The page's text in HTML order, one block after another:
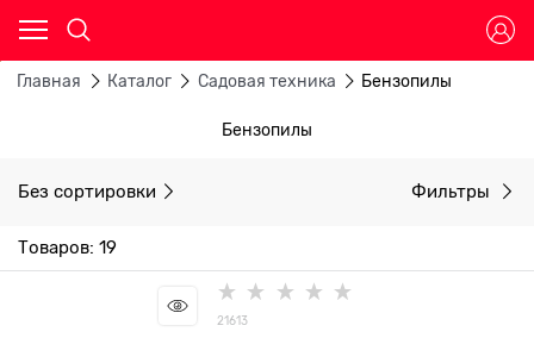
Главная Каталог Садовая техника Бензопилы
Бензопилы
Без сортировки Фильтры
Товаров: 19
21613